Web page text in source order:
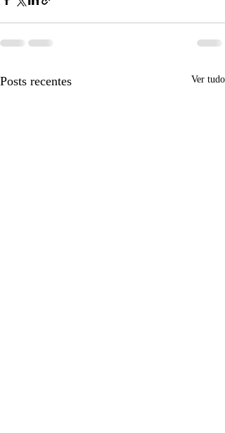
Posts recentes Ver tudo